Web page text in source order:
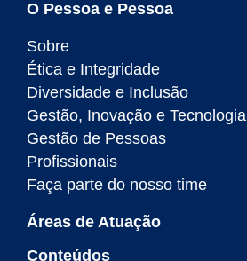
O Pessoa e Pessoa
Sobre
Ética e Integridade
Diversidade e Inclusão
Gestão, Inovação e Tecnologia
Gestão de Pessoas
Profissionais
Faça parte do nosso time
Áreas de Atuação
Conteúdos